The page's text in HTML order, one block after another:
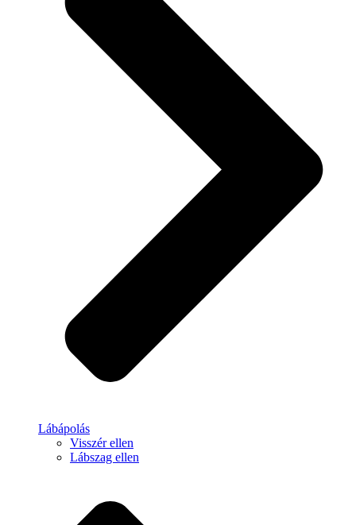
Lábápolás
Visszér ellen
Lábszag ellen